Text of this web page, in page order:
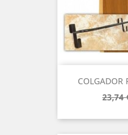
COLGADOR
23,74